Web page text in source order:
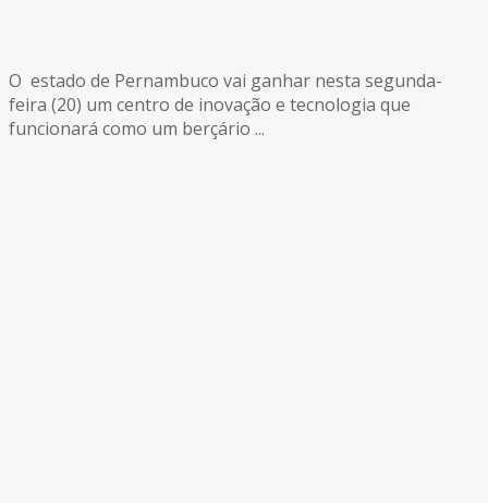
O estado de Pernambuco vai ganhar nesta segunda-
feira (20) um centro de inovação e tecnologia que
funcionará como um berçário ...